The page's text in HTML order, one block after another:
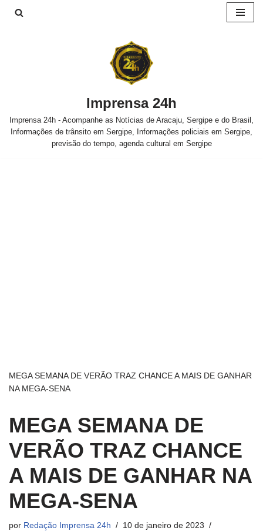
Imprensa 24h
Imprensa 24h - Acompanhe as Notícias de Aracaju, Sergipe e do Brasil,
Informações de trânsito em Sergipe, Informações policiais em Sergipe,
previsão do tempo, agenda cultural em Sergipe
MEGA SEMANA DE VERÃO TRAZ CHANCE A MAIS DE GANHAR
NA MEGA-SENA
MEGA SEMANA DE
VERÃO TRAZ CHANCE
A MAIS DE GANHAR NA
MEGA-SENA
por Redação Imprensa 24h
10 de janeiro de 2023